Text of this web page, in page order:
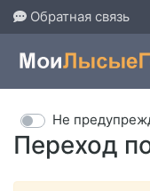
Обратная связь
Переход
Не